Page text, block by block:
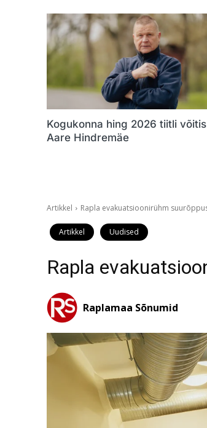
Kogukonna hing 2026 tiitli võitis
Aare Hindremäe